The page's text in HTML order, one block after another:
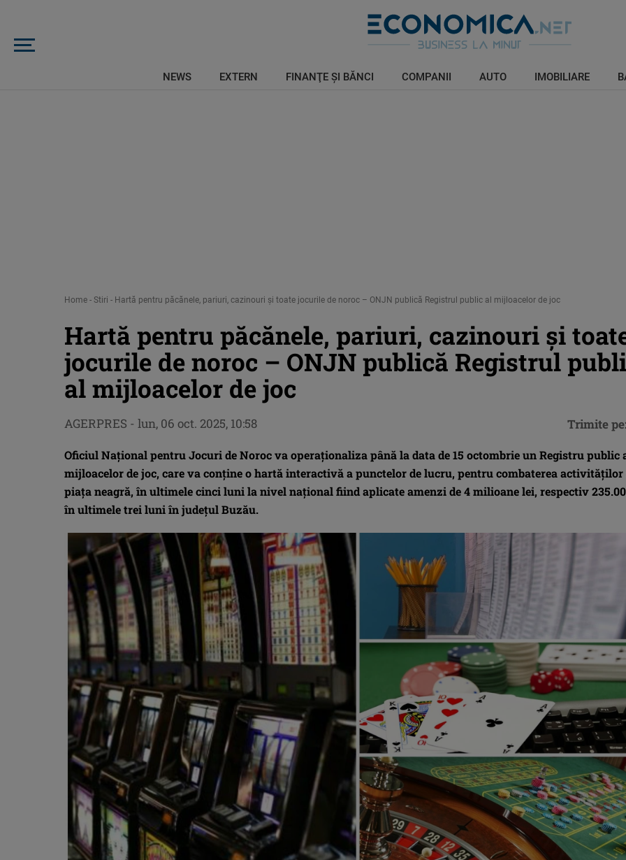
NEWS EXTERN FINANŢE ŞI BĂNCI COMPANII AUTO IMOBILIARE
Home - Stiri - Hartă pentru păcănele, pariuri, cazinouri şi toate jocurile de noroc – ONJN publică Registrul public al mijloacelor de joc
Hartă pentru păcănele, pariuri, cazinouri şi
jocurile de noroc – ONJN publică Registrul
al mijloacelor de joc
Oficiul Naţional pentru Jocuri de Noroc va operaţionaliza până la data de 15 octombrie un Registru public
mijloacelor de joc, care va conţine o hartă interactivă a punctelor de lucru, pentru combaterea
piaţa neagră, în ultimele cinci luni la nivel naţional fiind aplicate amenzi de 4 milioane lei, respectiv
în ultimele trei luni în judeţul Buzău.
AGERPRES - lun, 06 oct. 2025, 10:58 Trimite pe: